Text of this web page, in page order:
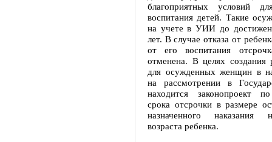
благоприятных условий
воспитания детей. Такие
на учете в УИИ до
лет. В случае отказа от
от его воспитания
отменена. В целях создания
для осужденных женщин в
на рассмотрении в
находится законопроект
срока отсрочки в размере
назначенного наказания
возраста ребенка.